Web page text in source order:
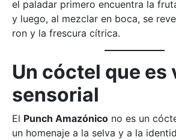
el paladar primero encuentra la
y luego, al mezclar en boca, se
ron y la frescura cítrica.
Un cóctel que es
sensorial
El Punch Amazónico no es un
un homenaje a la selva y a la